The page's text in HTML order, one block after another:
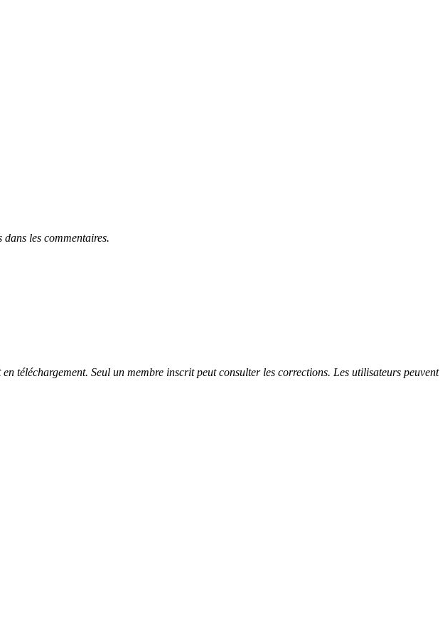
les commentaires.
téléchargement. Seul un membre inscrit peut consulter les corrections. Les utilisateurs peuvent